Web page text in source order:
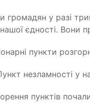
громадян у разі
нашої єдності. Вони
пункти
незламності у
пунктів